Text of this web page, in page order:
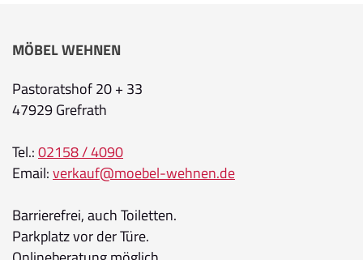
MÖBEL WEHNEN
Pastoratshof 20 + 33
47929 Grefrath
Tel.:02158 / 4090
Email:verkauf@moebel-wehnen.de
Barrierefrei, auch Toiletten.
Parkplatz vor der Türe.